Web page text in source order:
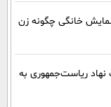
نمایش خانگی چگونه زن
نهاد ریاست‌جمهوری به